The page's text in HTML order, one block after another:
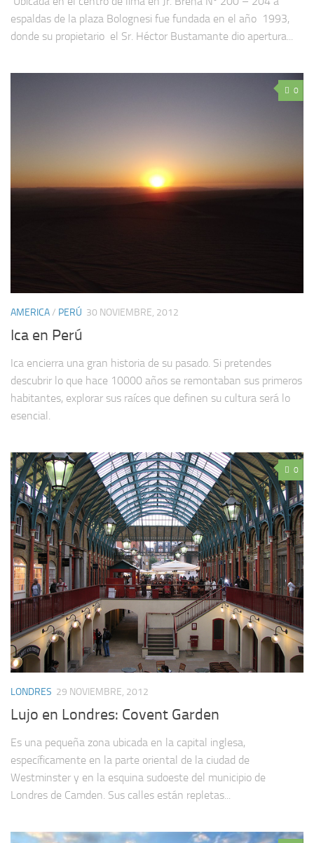
espaldas de la plaza Bolognesi fue fundada en el año 1993,
donde su propietario el Sr. Héctor Bustamante dio apertura...
0
AMERICA/ PERÚ 30 NOVIEMBRE, 2012
Ica en Perú
Ica encierra una gran historia de su pasado. Si pretendes
descubrir lo que hace 10000 años se remontaban sus primeros
habitantes, explorar sus raíces que definen su cultura será lo
esencial.
0
LONDRES 29 NOVIEMBRE, 2012
Lujo en Londres: Covent Garden
Es una pequeña zona ubicada en la capital inglesa,
específicamente en la parte oriental de la ciudad de
Westminster y en la esquina sudoeste del municipio de
Londres de Camden. Sus calles están repletas...